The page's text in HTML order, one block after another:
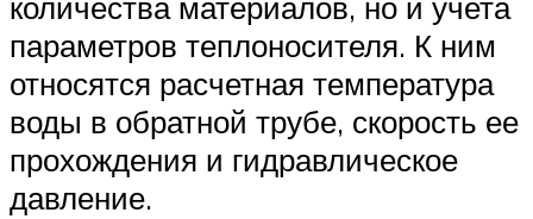
параметров теплоносителя. К ним
относятся расчетная температура
воды в обратной трубе, скорость ее
прохождения и гидравлическое
давление.